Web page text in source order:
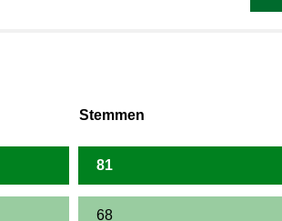
Stemmen
81
68